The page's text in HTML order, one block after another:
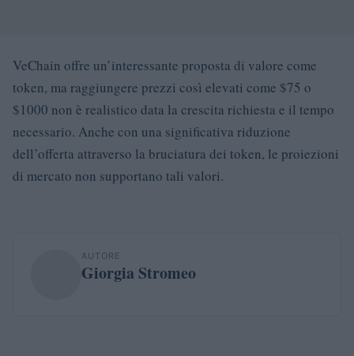
VeChain offre un’interessante proposta di valore come
token, ma raggiungere prezzi così elevati come $75 o
$1000 non è realistico data la crescita richiesta e il tempo
necessario. Anche con una significativa riduzione
dell’offerta attraverso la bruciatura dei token, le proiezioni
di mercato non supportano tali valori.
AUTORE
Giorgia Stromeo